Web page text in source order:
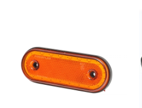
Tunuri de caldura si aeroteme
Utilaje constructie